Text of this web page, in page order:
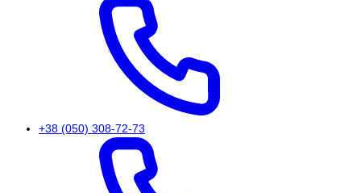
+38 (050) 308-72-73